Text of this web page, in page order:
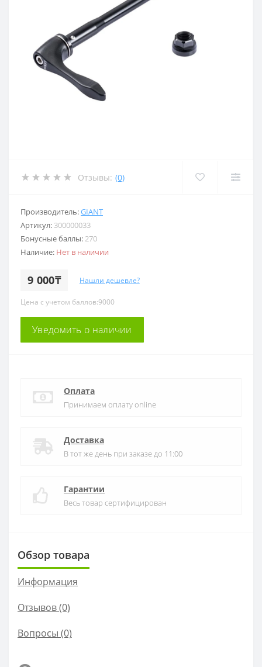
Отзывы: (0)
Производитель:GIANT
Артикул: 300000033
Бонусные баллы:270
Наличие: Нет в наличии
9 000₸ Нашли дешевле?
Цена с учетом баллов:9000
Уведомить о наличии
Оплата
Принимаем оплату online
Доставка
В тот же день при заказе до 11:00
Гарантии
Весь товар сертифицирован
Обзор товара
Информация
Отзывов (0)
Вопросы (0)